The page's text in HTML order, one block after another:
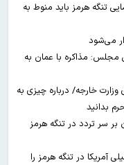
تنگه هرمز باید منوط به
می‌شود
مذاکره با عمان به
خارجه/ درباره چیزی به
بدانید
سر تردد در تنگه هرمز
آمریکا در تنگه هرمز را